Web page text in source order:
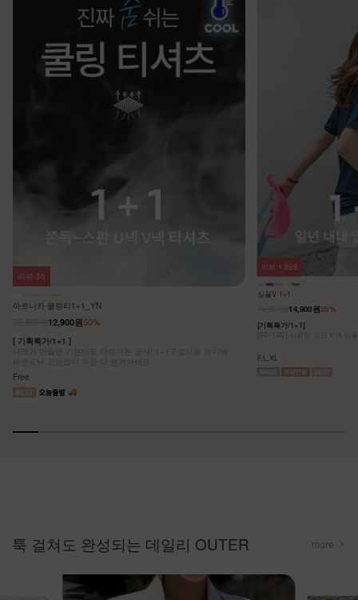
아르니카 쿨링티1+1_YN
50%
12,900원
[ 기획특가/1+1 ]
나크가 만들면 기본티도 다르다는 공식! 1+1구성으로 브이넥
라운드넥 고민없이 두장 다 챙겨가세요
Free
리뷰 36
심플V 1+1
25%
14,900원
[기획특가/1+1]
[55~120] 시원한 깊은 V넥 심
F,L,XL
리뷰 1,899
툭 걸쳐도 완성되는 데일리 OUTER more